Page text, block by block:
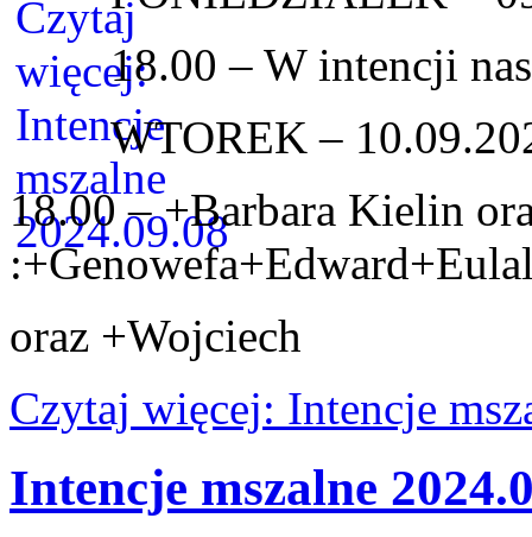
18.00 – W intencji
WTOREK –
18.00 – +Barbara Kielin
oraz +Wojciech
Czytaj więcej: Intencje
Intencje mszalne